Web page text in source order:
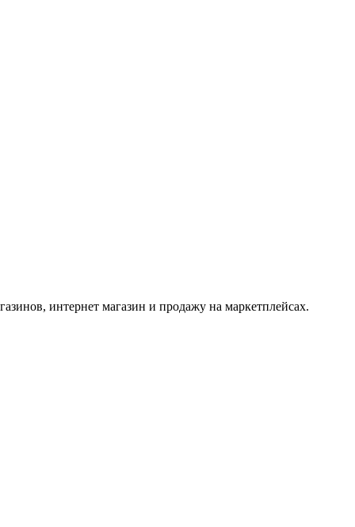
интернет магазин и продажу на маркетплейсах.